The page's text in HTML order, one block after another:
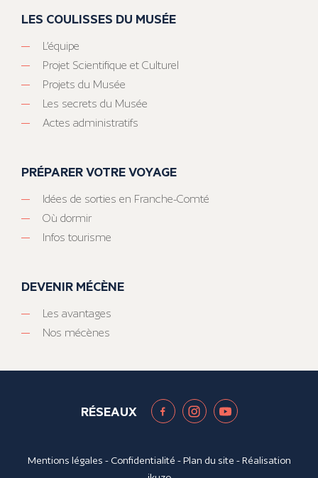
LES COULISSES DU MUSÉE
L’équipe
Projet Scientifique et Culturel
Projets du Musée
Les secrets du Musée
Actes administratifs
PRÉPARER VOTRE VOYAGE
Idées de sorties en Franche-Comté
Où dormir
Infos tourisme
DEVENIR MÉCÈNE
Les avantages
Nos mécènes
RÉSEAUX
Mentions légales - Confidentialité -Plan du site - Réalisation